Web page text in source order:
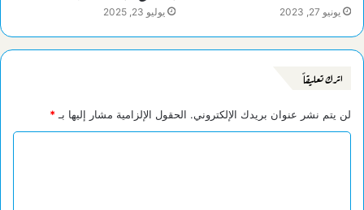
يونيو 27, 2023 يوليو 23, 2025
اترك تعليقاً
لن يتم نشر عنوان بريدك الإلكتروني. الحقول الإلزامية مشار إليها بـ *